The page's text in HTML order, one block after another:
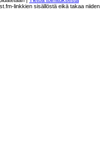
linkkien sisällöstä eikä takaa niiden